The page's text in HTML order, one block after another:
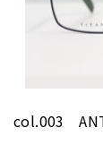
col.003